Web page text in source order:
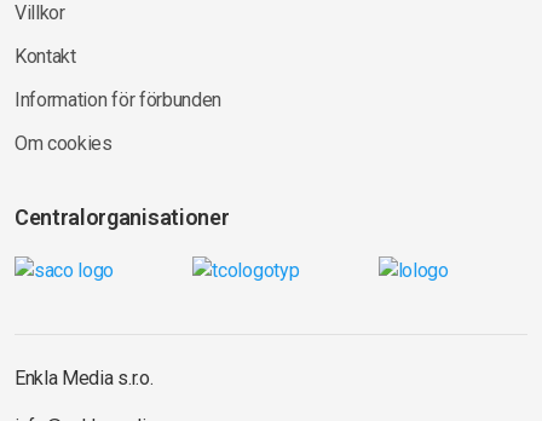
Villkor
Kontakt
Information för förbunden
Om cookies
Centralorganisationer
Enkla Media s.r.o.